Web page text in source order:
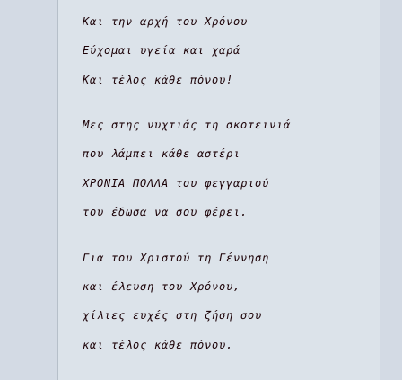
Και την αρχή του Χρόνου
Εύχομαι υγεία και χαρά
Και τέλος κάθε πόνου!
Μες στης νυχτιάς τη σκοτεινιά
που λάμπει κάθε αστέρι
ΧΡΟΝΙΑ ΠΟΛΛΑ του φεγγαριού
του έδωσα να σου φέρει.
Για του Χριστού τη Γέννηση
και έλευση του Χρόνου,
χίλιες ευχές στη ζήση σου
και τέλος κάθε πόνου.